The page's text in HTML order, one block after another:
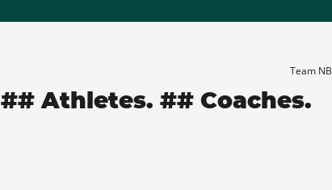
Team NB
## Athletes. ## Coaches.